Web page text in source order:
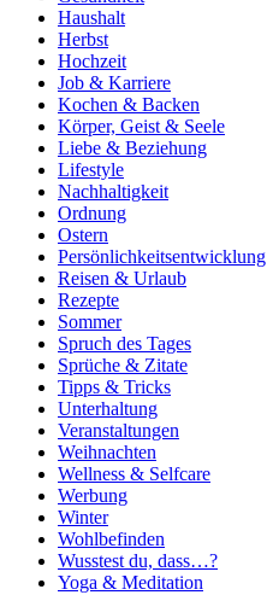
Haushalt
Herbst
Hochzeit
Job & Karriere
Kochen & Backen
Körper, Geist & Seele
Liebe & Beziehung
Lifestyle
Nachhaltigkeit
Ordnung
Ostern
Persönlichkeitsentwicklung
Reisen & Urlaub
Rezepte
Sommer
Spruch des Tages
Sprüche & Zitate
Tipps & Tricks
Unterhaltung
Veranstaltungen
Weihnachten
Wellness & Selfcare
Werbung
Winter
Wohlbefinden
Wusstest du, dass…?
Yoga & Meditation